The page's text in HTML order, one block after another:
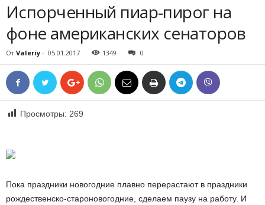
Испорченный пиар-пирог на
фоне американских сенаторов
От Valeriy - 05.01.2017 1349 0
Просмотры: 269
Пока праздники новогодние плавно перерастают в праздники
рождественско-староновогодние, сделаем паузу на работу. И